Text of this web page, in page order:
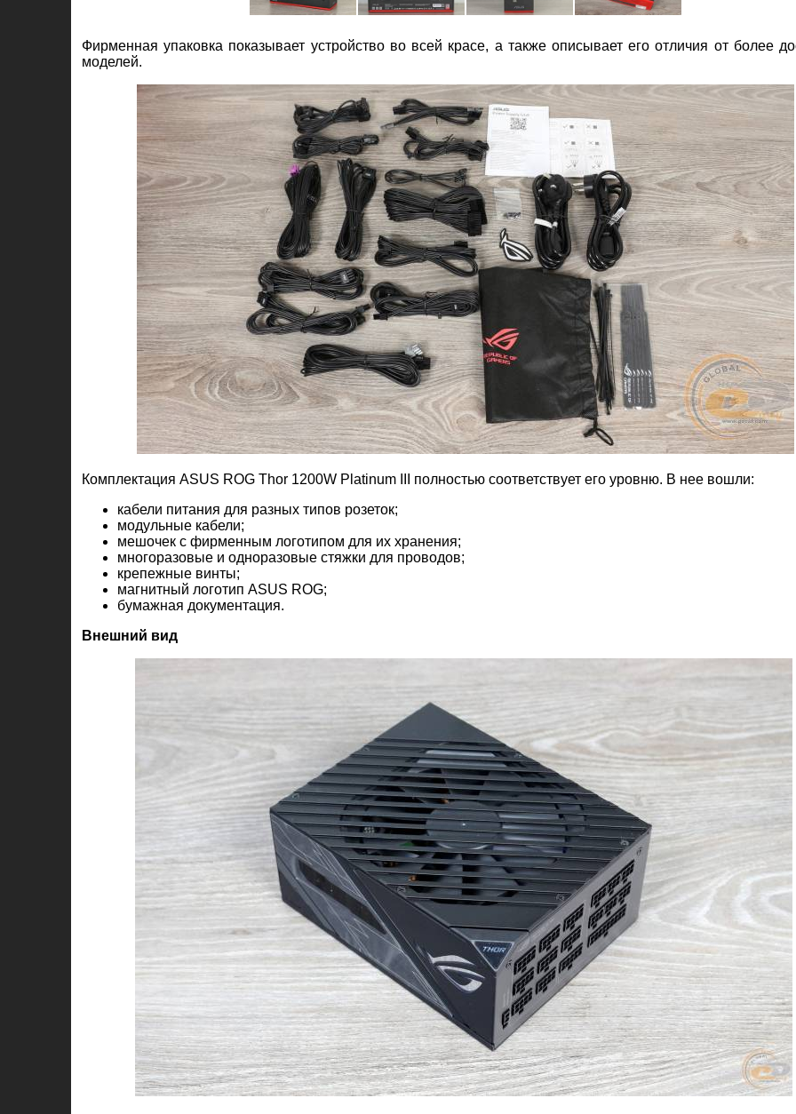
Фирменная упаковка показывает устройство во всей красе, а также описывает его отличия от более
моделей.
Комплектация ASUS ROG Thor 1200W Platinum III полностью соответствует его уровню. В нее вошли:
кабели питания для разных типов розеток;
модульные кабели;
мешочек с фирменным логотипом для их хранения;
многоразовые и одноразовые стяжки для проводов;
крепежные винты;
магнитный логотип ASUS ROG;
бумажная документация.
Внешний вид